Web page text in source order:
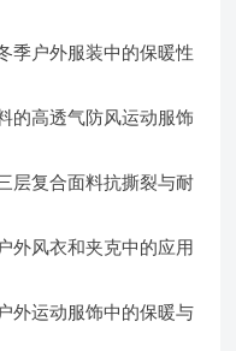
季户外服装中的保暖性
的高透气防风运动服饰
层复合面料抗撕裂与耐
外风衣和夹克中的应用
外运动服饰中的保暖与